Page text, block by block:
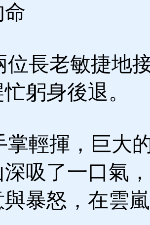
長老敏捷地
躬身後退。
輕揮，巨大
深吸了一口氣
暴怒，在雲